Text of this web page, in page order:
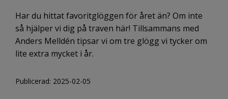
Har du hittat favoritglöggen för året än? Om inte
så hjälper vi dig på traven här! Tillsammans med
Anders Melldén tipsar vi om tre glögg vi tycker om
lite extra mycket i år.
Publicerad: 2025-02-05